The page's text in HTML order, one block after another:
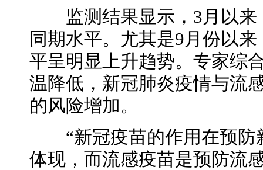
监测结果显示，3月以来
同期水平。尤其是9月份以
平呈明显上升趋势。专家综
温降低，新冠肺炎疫情与流
的风险增加。
“新冠疫苗的作用在预防
体现，而流感疫苗是预防流